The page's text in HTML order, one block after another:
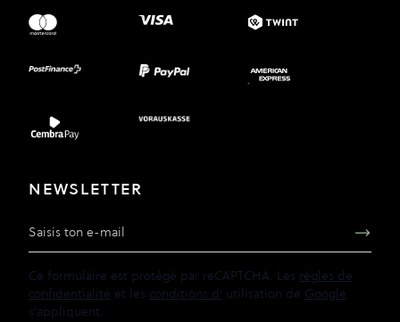
NEWSLETTER
Adresse e-mail
Ce formulaire est protégé par reCAPTCHA. Les règles de
confidentialité et les conditions d' utilisation de Google
s'appliquent.